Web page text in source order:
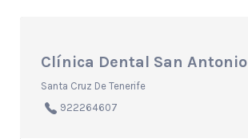
Clínica Dental San Antonio
Santa Cruz De Tenerife
922264607